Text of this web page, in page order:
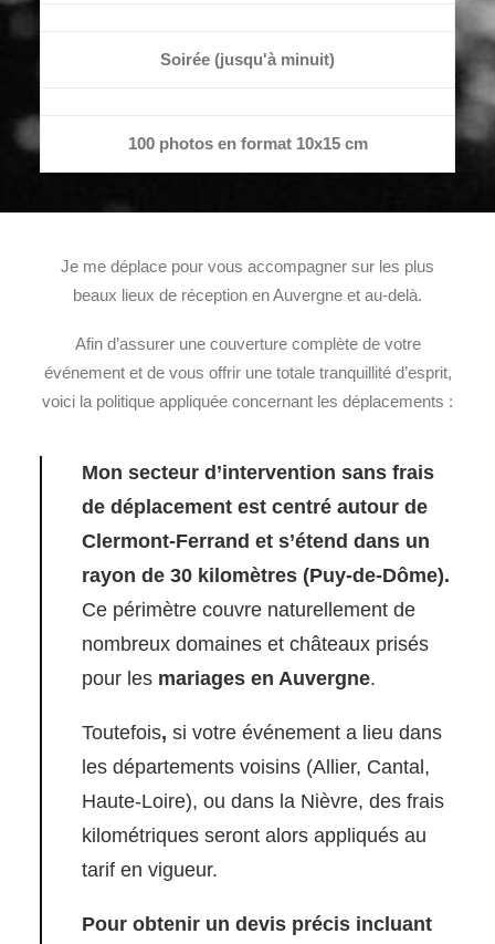
Soirée (jusqu'à minuit)
100 photos en format 10x15 cm
Je me déplace pour vous accompagner sur les plus
beaux lieux de réception en Auvergne et au-delà.
Afin d’assurer une couverture complète de votre
événement et de vous offrir une totale tranquillité d’esprit,
voici la politique appliquée concernant les déplacements :
Mon secteur d’intervention sans frais
de déplacement est centré autour de
Clermont-Ferrand et s’étend dans un
rayon de 30 kilomètres (Puy-de-Dôme).
Ce périmètre couvre naturellement de
nombreux domaines et châteaux prisés
pour les mariages en Auvergne.
Toutefois, si votre événement a lieu dans
les départements voisins (Allier, Cantal,
Haute-Loire), ou dans la Nièvre, des frais
kilométriques seront alors appliqués au
tarif en vigueur.
Pour obtenir un devis précis incluant